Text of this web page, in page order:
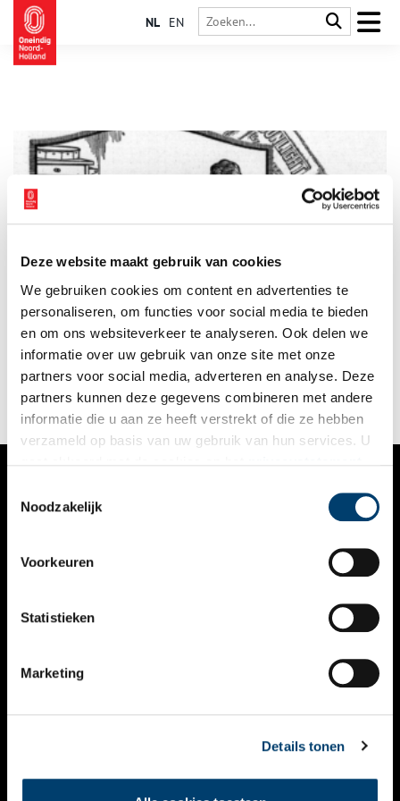
Deze website maakt gebruik van cookies
We gebruiken cookies om content en advertenties te
personaliseren, om functies voor social media te bieden
en om ons websiteverkeer te analyseren. Ook delen we
informatie over uw gebruik van onze site met onze
partners voor social media, adverteren en analyse. Deze
partners kunnen deze gegevens combineren met andere
informatie die u aan ze heeft verstrekt of die ze hebben
verzameld op basis van uw gebruik van hun services. U
Noodzakelijk
Voorkeuren
Statistieken
Marketing
Details tonen
NL EN
Levertraan ‘zonder dien afschuwelijke traansmaak’, opa die met
zijn radiotoestel Amerika en Indië kan ontvangen en
wastobbes met wringer die het ideaal van elke vrouw zijn,
krantenadvertenties uit het begin van de twintigste eeuw
geven een aardig tijdsbeeld.
VERHALEN
KALENDER
THEMA’S
VIDEO’S
CONTACT